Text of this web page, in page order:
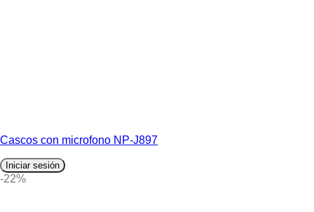
Cascos con microfono NP-J897
Iniciar sesión
-22%